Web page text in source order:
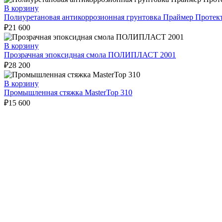
В корзину
Полиуретановая антикоррозионная грунтовка Праймер
₽21 600
В корзину
Прозрачная эпоксидная смола ПОЛИПЛАСТ 2001
₽28 200
В корзину
Промышленная стяжка MasterTop 310
₽15 600